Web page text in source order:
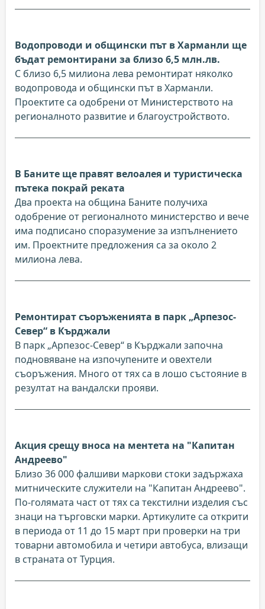
Водопроводи и общински път в Харманли ще
бъдат ремонтирани за близо 6,5 млн.лв.
С близо 6,5 милиона лева ремонтират няколко
водопровода и общински път в Харманли.
Проектите са одобрени от Министерството на
регионалното развитие и благоустройството.
В Баните ще правят велоалея и туристическа
пътека покрай реката
Два проекта на община Баните получиха
одобрение от регионалното министерство и вече
има подписано споразумение за изпълнението
им. Проектните предложения са за около 2
милиона лева.
Ремонтират съоръженията в парк „Арпезос-
Север“ в Кърджали
В парк „Арпезос-Север“ в Кърджали започна
подновяване на изпочупените и овехтели
съоръжения. Много от тях са в лошо състояние в
резултат на вандалски прояви.
Акция срещу вноса на ментета на "Капитан
Андреево"
Близо 36 000 фалшиви маркови стоки задържаха
митническите служители на "Капитан Андреево".
По-голямата част от тях са текстилни изделия със
знаци на търговски марки. Артикулите са открити
в периода от 11 до 15 март при проверки на три
товарни автомобила и четири автобуса, влизащи
в страната от Турция.